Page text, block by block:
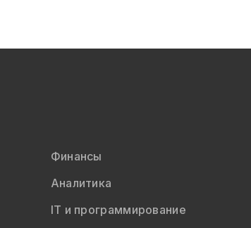
Финансы
Аналитика
IT и программирование